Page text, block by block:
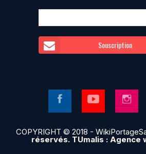
Souscription
COPYRIGHT © 2018 -
réservés. TUmalis : Agence